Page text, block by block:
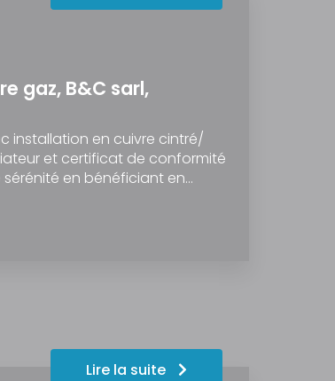
gaz, B&C sarl,
installation en cuivre cintré/
et certificat de conformité
en bénéficiant en…
Lire la suite